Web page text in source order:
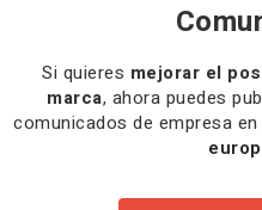
Si quieres mejorar el
marca, ahora puedes
comunicados de empresa